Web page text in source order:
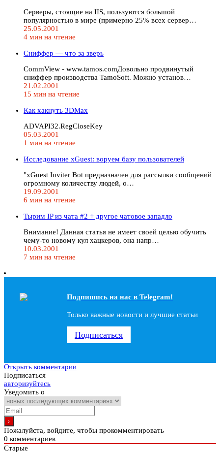
Серверы, стоящие на IIS, пользуются большой
популярностью в мире (примерно 25% всех сервер…
25.05.2001
4 мин на чтение
Сниффер — что за зверь
CommView - www.tamos.comДовольно продвинутый
сниффер производства TamoSoft. Можно установ…
21.02.2001
15 мин на чтение
Как хакнуть 3DMax
ADVAPI32.RegCloseKey
05.03.2001
1 мин на чтение
Исследование xGuest: воруем базу пользователей
"xGuest Inviter Bot предназначен для рассылки сообщений
огромному количеству людей, о…
19.09.2001
6 мин на чтение
Тырим IP из чата #2 + другое чатовое западло
Внимание! Данная статья не имеет своей целью обучить
чему-то новому кул хацкеров, она напр…
10.03.2001
7 мин на чтение
Подпишись на наc в Telegram!
Только важные новости и лучшие статьи
Подписаться
Открыть комментарии
Подписаться
авторизуйтесь
Уведомить о
Пожалуйста, войдите, чтобы прокомментировать
0 комментариев
Старые